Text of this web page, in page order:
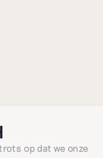
op dat we onze